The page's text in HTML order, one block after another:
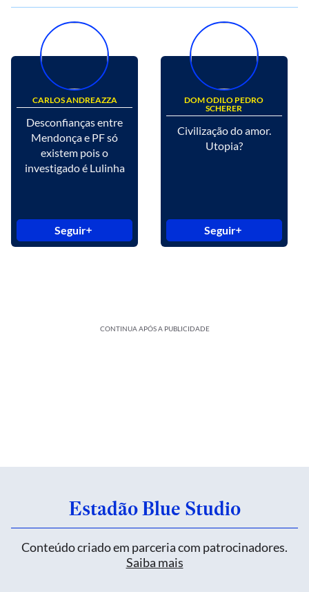
CARLOS ANDREAZZA
Desconfianças entre
Mendonça e PF só
existem pois o
investigado é Lulinha
Seguir
DOM ODILO PEDRO
SCHERER
Civilização do amor.
Utopia?
Seguir
CONTINUA APÓS A PUBLICIDADE
Estadão Blue Studio
Conteúdo criado em parceria com patrocinadores.
Saiba mais